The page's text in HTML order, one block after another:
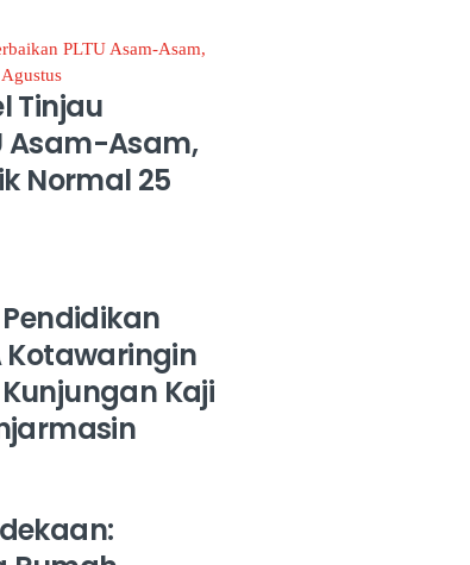
Tinjau
Asam-Asam,
Normal 25
Kotawaringin
Kaji